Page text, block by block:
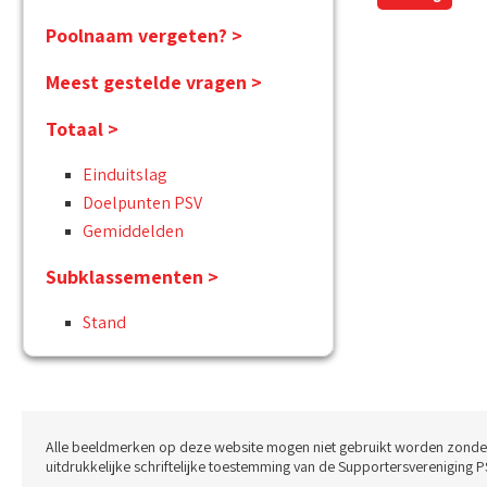
Poolnaam vergeten? >
Meest gestelde vragen >
Totaal >
Einduitslag
Doelpunten PSV
Gemiddelden
Subklassementen >
Stand
Alle beeldmerken op deze website mogen niet gebruikt worden
uitdrukkelijke schriftelijke toestemming van de Supportersvereniging